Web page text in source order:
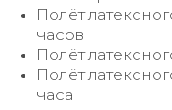
Полёт
часов
Полёт
Полёт
часа